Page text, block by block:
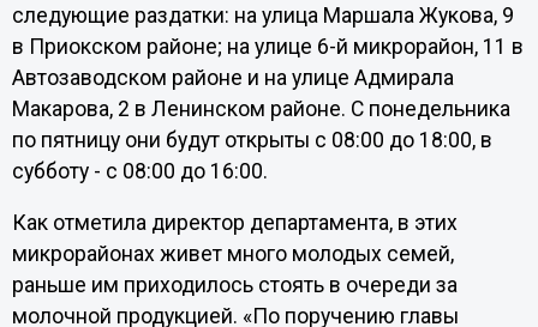
следующие раздатки: на улица Маршала Жукова, 9
в Приокском районе; на улице 6-й микрорайон, 11 в
Автозаводском районе и на улице Адмирала
Макарова, 2 в Ленинском районе. С понедельника
по пятницу они будут открыты с 08:00 до 18:00, в
субботу - с 08:00 до 16:00.
Как отметила директор департамента, в этих
микрорайонах живет много молодых семей,
раньше им приходилось стоять в очереди за
молочной продукцией. «По поручению главы